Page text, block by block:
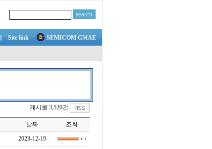
Site link SEMICOM GMAE
게시물 3,520건
날짜 조회
2023-12-19